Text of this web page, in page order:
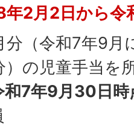
年2月2日から
分（令和7年9月
）の児童手当を
和7年9月30日時